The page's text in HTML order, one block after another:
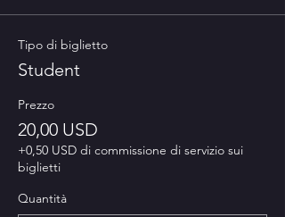
Tipo di biglietto
Student
Prezzo
20,00 USD
+0,50 USD di commissione di servizio sui
biglietti
Quantità